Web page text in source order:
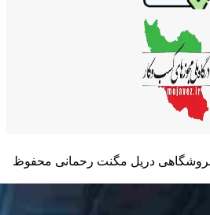
دریل مگنت رحمانی محفوظ